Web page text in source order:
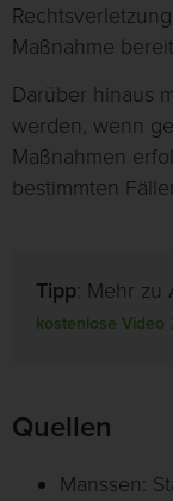
Maßnahme
Darüber hinaus
werden, wenn
Maßnahmen
bestimmten
Tipp: Mehr zu
kostenlose Video
Quellen
Manssen: